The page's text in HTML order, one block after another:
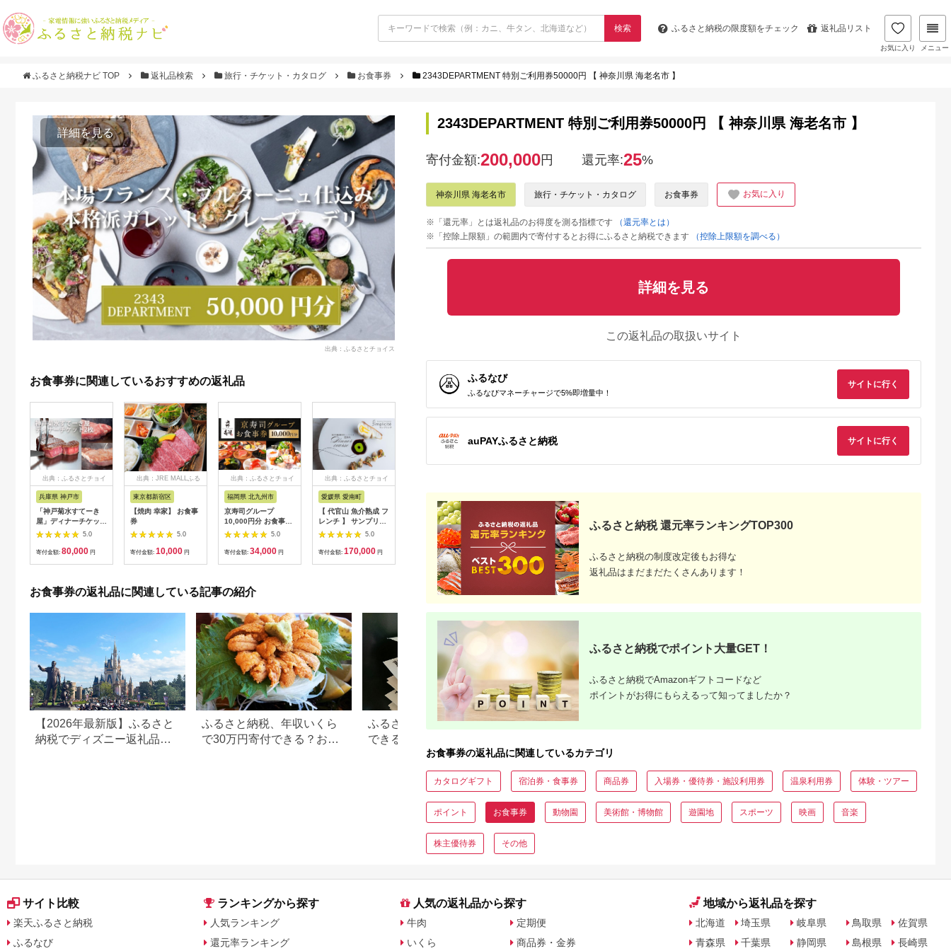
検索 ふるさと納税の限度額をチェック 返礼品リスト
お気に入り メニュー
ふるさと納税ナビ TOP 返礼品検索 旅行・チケット・カタログ お食事券 2343DEPARTMENT 特別ご利用券50000円 【 神奈川県 海老名市 】
詳細を見る
出典：ふるさとチョイス
お食事券に関連しているおすすめの返礼品
出典：ふるさとチョイ
兵庫県 神戸市
「神戸菊水すてーき
屋」ディナーチケット
（2枚）
5.0
寄付金額: 80,000 円
出典：JRE MALLふる
東京都新宿区
【焼肉 幸家】 お食事
券
5.0
寄付金額: 10,000 円
出典：ふるさとチョイ
福岡県 北九州市
京寿司グループ
10,000円分 お食事券
1000円×10枚 食事チ
ケット チケット 寿司
福岡県 北九州市
5.0
寄付金額: 34,000 円
出典：ふるさとチョイ
愛媛県 愛南町
【 代官山 魚介熟成 フ
レンチ 】 サンプリシ
テ 「 愛南町 ディナー
コース 」 食事券 2名
様分
5.0
寄付金額: 170,000 円
【ふるさと納税】「ホ
テル竹園芦屋」ご宿泊
・ ご飲食券 20000円
分 (1000円×20枚)
【宿泊券 お食事券 入
場券 優待券 チケット
ホテル 竹園芦屋 宿泊
素泊まり 朝食付き 1
泊2食付き サウナ付き
5.0
寄付金額:67,000
料亭金城樓のお食事券
(ペア）
5.0
寄付金額: 100,000円
肉コースお食事券 4
名様分【1131614】
寄付金額: 72,000 円
ンチ 雅 コース ペアチ
ケット 有効期間6ヶ月
スカイツリー 入場券
ペア チケット 食事券
レストラン 東京キュ
寄付金額:75,000
ランチセットご利用券
お食事券の返礼品に関連している記事の紹介
【2026年最新版】ふるさと
納税でディズニー返礼品は
ふるさと納税、年収いくら
で30万円寄付できる？おす
ふるさと納税で15万円寄付
できる年収は？家電などお
すすめ返礼品も
【2026年】ふるさと納税
すすめ返礼品！
2343DEPARTMENT 特別ご利用券50000円 【 神奈川県 海老名市 】
寄付金額:200,000円 還元率:25%
神奈川県 海老名市 旅行・チケット・カタログ お食事券 お気に入り
※「還元率」とは返礼品のお得度を測る指標です
（還元率とは）
※「控除上限額」の範囲内で寄付するとお得にふるさと納税できます
（控除上限額を調べる）
詳細を見る
この返礼品の取扱いサイト
ふるなび
ふるなびマネーチャージで5%即増量中！
サイトに行く
auPAYふるさと納税 サイトに行く
ふるさと納税 還元率ランキングTOP300
ふるさと納税の制度改定後もお得な
返礼品はまだまだたくさんあります！
ふるさと納税でポイント大量GET！
ふるさと納税でAmazonギフトコードなど
ポイントがお得にもらえるって知ってましたか？
お食事券の返礼品に関連しているカテゴリ
カタログギフト 宿泊券・食事券 商品券 入場券・優待券・施設利用券 温泉利用券 体験・ツアー
ポイント お食事券 動物園 美術館・博物館 遊園地 スポーツ 映画 音楽
株主優待券 その他
サイト比較
楽天ふるさと納税
ふるなび
ランキングから探す
人気ランキング
還元率ランキング
人気の返礼品から探す
牛肉
いくら
定期便
商品券・金券
地域から返礼品を探す
北海道
青森県
埼玉県
千葉県
岐阜県
静岡県
鳥取県
島根県
佐賀県
長崎県